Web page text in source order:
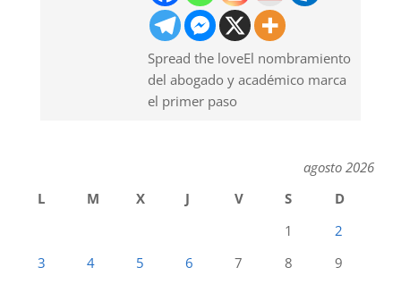
Spread the loveEl nombramiento
del abogado y académico marca
el primer paso
agosto 2026
L
M X J V S
D
1
2
3
4 5 6 7 8
9